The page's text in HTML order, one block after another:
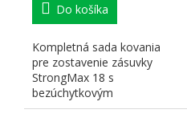
Do košíka
Kompletná sada kovania
pre zostavenie zásuvky
StrongMax 18 s
bezúchytkovým
otváraním" "PUSH". Nutné